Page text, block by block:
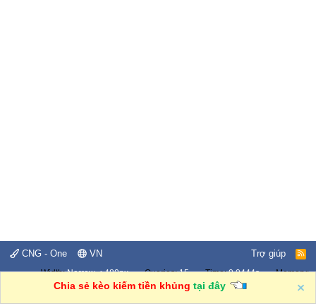
CNG - One VN Trợ giúp
R
S
Width Queries 15 Time 0.0444s
Memory
Chia sẻ kèo kiếm tiền khủng tại đây